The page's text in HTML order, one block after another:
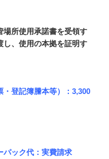
場所使用承諾書を受領す
し、使用の本拠を証明す
登記簿謄本等）：3,300
パック代：実費請求